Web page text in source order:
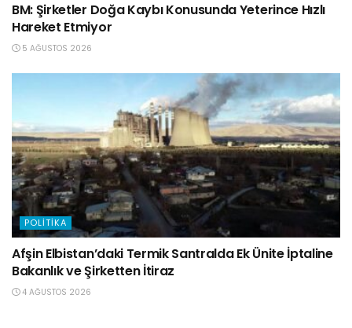
BM: Şirketler Doğa Kaybı Konusunda Yeterince Hızlı
Hareket Etmiyor
5 AĞUSTOS 2026
POLITIKA
Afşin Elbistan’daki Termik Santralda Ek Ünite İptaline
Bakanlık ve Şirketten İtiraz
4 AĞUSTOS 2026